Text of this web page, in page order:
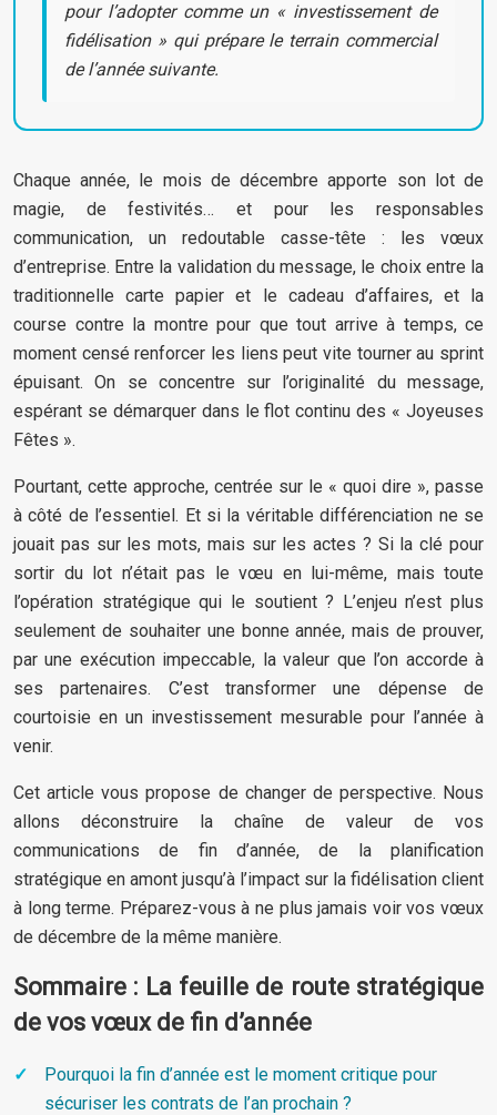
pour l’adopter comme un « investissement de
fidélisation » qui prépare le terrain commercial
de l’année suivante.
Chaque année, le mois de décembre apporte son lot de
magie, de festivités… et pour les responsables
communication, un redoutable casse-tête : les vœux
d’entreprise. Entre la validation du message, le choix entre la
traditionnelle carte papier et le cadeau d’affaires, et la
course contre la montre pour que tout arrive à temps, ce
moment censé renforcer les liens peut vite tourner au sprint
épuisant. On se concentre sur l’originalité du message,
espérant se démarquer dans le flot continu des « Joyeuses
Fêtes ».
Pourtant, cette approche, centrée sur le « quoi dire », passe
à côté de l’essentiel. Et si la véritable différenciation ne se
jouait pas sur les mots, mais sur les actes ? Si la clé pour
sortir du lot n’était pas le vœu en lui-même, mais toute
l’opération stratégique qui le soutient ? L’enjeu n’est plus
seulement de souhaiter une bonne année, mais de prouver,
par une exécution impeccable, la valeur que l’on accorde à
ses partenaires. C’est transformer une dépense de
courtoisie en un investissement mesurable pour l’année à
venir.
Cet article vous propose de changer de perspective. Nous
allons déconstruire la chaîne de valeur de vos
communications de fin d’année, de la planification
stratégique en amont jusqu’à l’impact sur la fidélisation client
à long terme. Préparez-vous à ne plus jamais voir vos vœux
de décembre de la même manière.
Sommaire : La feuille de route stratégique
de vos vœux de fin d’année
Pourquoi la fin d’année est le moment critique pour
sécuriser les contrats de l’an prochain ?